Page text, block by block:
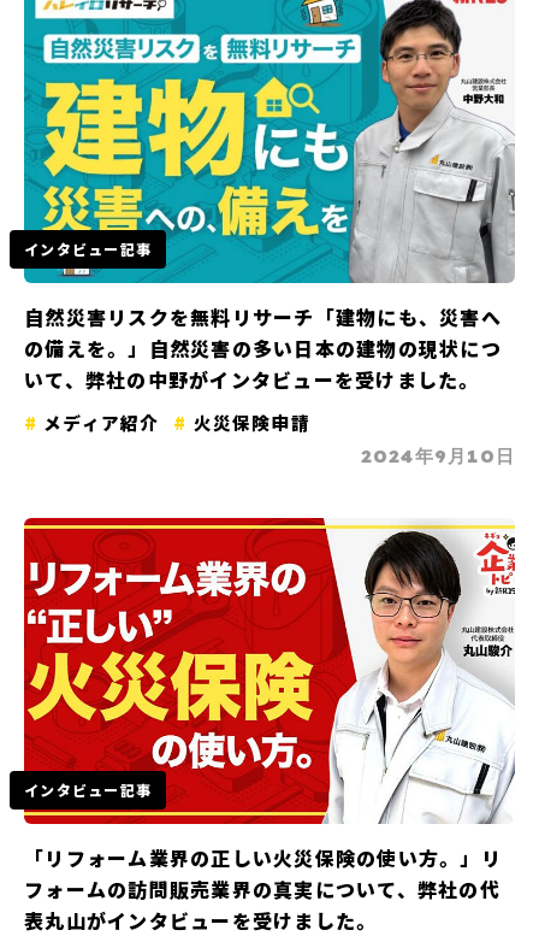
インタビュー記事
自然災害リスクを無料リサーチ「建物にも、災害へ
の備えを。」自然災害の多い日本の建物の現状につ
いて、弊社の中野がインタビューを受けました。
メディア紹介 火災保険申請
2024年9月10日
インタビュー記事
「リフォーム業界の正しい火災保険の使い方。」リ
フォームの訪問販売業界の真実について、弊社の代
表丸山がインタビューを受けました。